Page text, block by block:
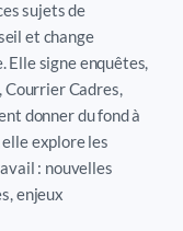
sujets de
et change
Elle signe enquêtes,
Cadres,
donner du fond à
elle explore les
: nouvelles
enjeux